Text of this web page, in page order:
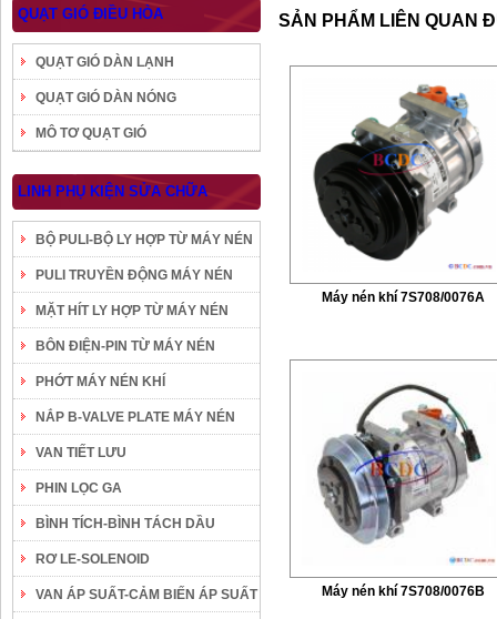
QUẠT GIÓ ĐIỀU HÒA
QUẠT GIÓ DÀN LẠNH
QUẠT GIÓ DÀN NÓNG
MÔ TƠ QUẠT GIÓ
LINH PHỤ KIỆN SỬA CHỮA
BỘ PULI-BỘ LY HỢP TỪ MÁY NÉN
PULI TRUYỀN ĐỘNG MÁY NÉN
MẶT HÍT LY HỢP TỪ MÁY NÉN
BÔN ĐIỆN-PIN TỪ MÁY NÉN
PHỚT MÁY NÉN KHÍ
NẮP B-VALVE PLATE MÁY NÉN
VAN TIẾT LƯU
PHIN LỌC GA
BÌNH TÍCH-BÌNH TÁCH DẦU
RƠ LE-SOLENOID
VAN ÁP SUẤT-CẢM BIẾN ÁP SUẤT
SẢN PHẨM LIÊN QUAN
Máy nén khí 7S708/0076A
Máy nén khí 7S708/0076B